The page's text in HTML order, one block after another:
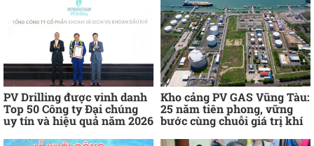
PV Drilling được vinh danh
Top 50 Công ty Đại chúng
uy tín và hiệu quả năm 2026
Kho cảng PV GAS Vũng Tàu:
25 năm tiên phong, vững
bước cùng chuỗi giá trị khí